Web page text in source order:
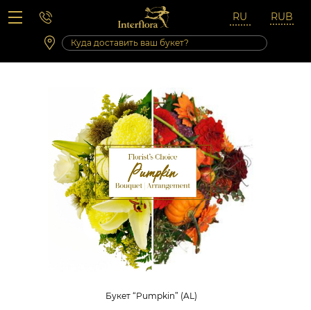
Вопросы-ответы
Сб 10:00 ‐ 14:00
Выходные и праздничные дни
Букет “Pumpkin” (AL)